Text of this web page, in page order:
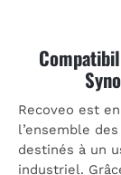
Recoveo est
l’ensemble
destinés à un
industriel.